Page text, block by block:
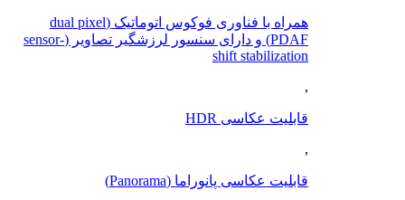
همراه با فناوری فوکوس اتوماتیک (dual pixel
PDAF) و دارای سنسور لرزشگیر تصاویر (sensor-
shift stabilization
,
قابلیت عکاسی HDR
,
قابلیت عکاسی پانوراما (Panorama)